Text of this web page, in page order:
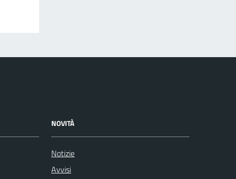
NOVITÀ
Notizie
Avvisi